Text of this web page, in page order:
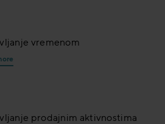
vremenom
prodajnim aktivnostima